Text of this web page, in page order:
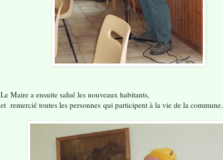
Le Maire a ensuite salué les nouveaux habitants,
et remercié toutes les personnes qui participent à la vie de la commune.